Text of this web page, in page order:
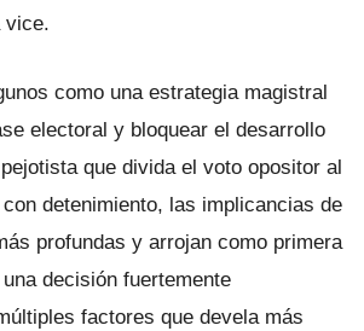
vice.
como una estrategia magistral
electoral y bloquear el desarrollo
que divida el voto opositor al
detenimiento, las implicancias de
profundas y arrojan como primera
decisión fuertemente
factores que devela más